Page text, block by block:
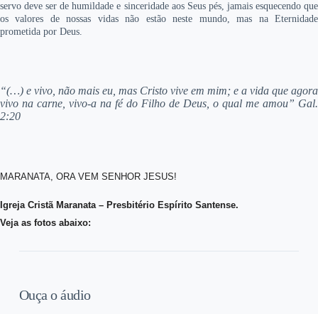
servo deve ser de humildade e sinceridade aos Seus pés, jamais esquecendo que
os valores de nossas vidas não estão neste mundo, mas na Eternidade
prometida por Deus.
“(…) e vivo, não mais eu, mas Cristo vive em mim; e a vida que agora
vivo na carne, vivo-a na fé do Filho de Deus, o qual me amou” Gal.
2:20
MARANATA, ORA VEM SENHOR JESUS!
Igreja Cristã Maranata – Presbitério Espírito Santense.
Veja as fotos abaixo:
Ouça o áudio